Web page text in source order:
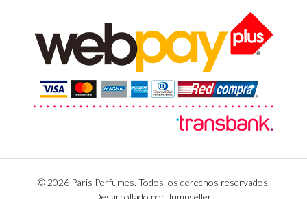
© 2026 Paris Perfumes. Todos los derechos reservados.
Desarrollado por Jumpseller.